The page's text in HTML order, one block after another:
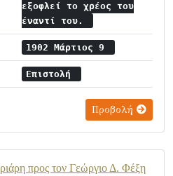
εξοφλεί το χρέος του
έναντί του.
1902 Μάρτιος 9
Επιστολή
Προβολή
προς τον Γεώργιο Δ. Φέξη